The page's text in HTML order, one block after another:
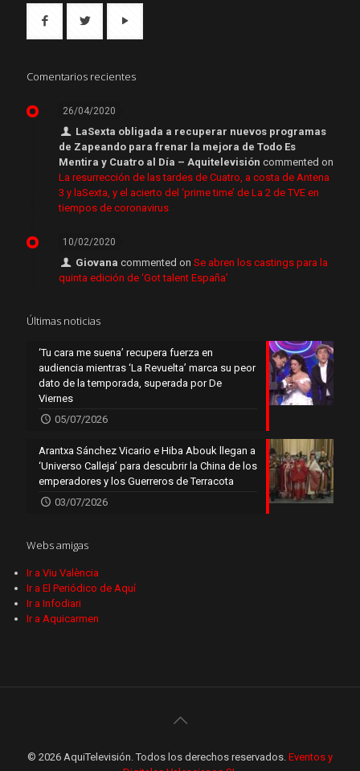
Comentarios recientes
26/04/2020
LaSexta obligada a recuperar nuevos programas
de Zapeando para frenar la mejora de Todo Es
Mentira y Cuatro al Día – Aquitelevisión commented on
La resurrección de las tardes de Cuatro, a costa de Antena
3 y laSexta, y el acierto del ‘prime time’ de La 2 de TVE en
tiempos de coronavirus
10/02/2020
Giovana commented onSe abren los castings para la
quinta edición de ‘Got talent España’
Últimas noticias
‘Tu cara me suena’ recupera fuerza en
audiencia mientras ‘La Revuelta’ marca su peor
dato de la temporada, superada por De
Viernes
05/07/2026
Arantxa Sánchez Vicario e Hiba Abouk llegan a
‘Universo Calleja’ para descubrir la China de los
emperadores y los Guerreros de Terracota
03/07/2026
Webs amigas
Ir a Viu València
Ir a El Periódico de Aquí
Ir a Infodiari
Ir a Aquicarmen
© 2026 AquiTelevisión. Todos los derechos reservados. Eventos y